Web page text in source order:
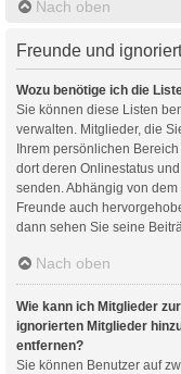
Nach oben
Freunde und
Wozu benötige ich die
Sie können diese Listen
verwalten. Mitglieder, die
Ihrem persönlichen
dort deren Onlinestatus
senden. Abhängig von
Freunde auch
dann sehen Sie seine
Nach oben
Wie kann ich Mitglieder
ignorierten Mitglieder
entfernen?
Sie können Benutzer auf